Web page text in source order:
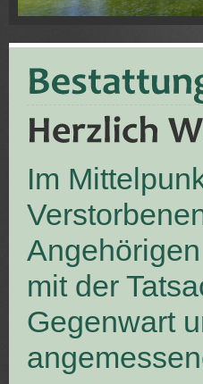
Im
mit der
Gegenwart